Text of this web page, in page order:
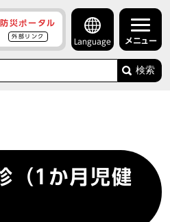
防災ポータル
外部リンク
Language メニュー
検索
（1か月児健